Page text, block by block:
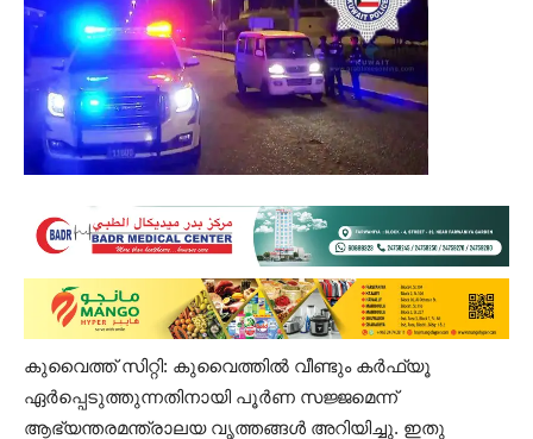
കുവൈത്ത് സിറ്റി: കുവൈത്തിൽ വീണ്ടും കർഫ്യൂ
ഏർപ്പെടുത്തുന്നതിനായി പൂർണ സജ്ജമെന്ന്
ആഭ്യന്തരമന്ത്രാലയ വൃത്തങ്ങൾ അറിയിച്ചു. ഇതു